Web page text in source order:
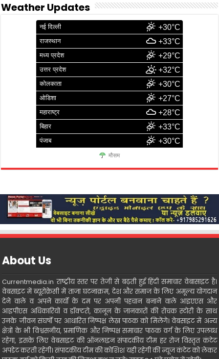
Weather Updates
नई दिल्ली +30°C
राजस्थान +33°C
मध्य प्रदेश +29°C
उत्तर प्रदेश +32°C
कोलकाता +30°C
ओडिशा +27°C
महाराष्ट्र +28°C
बिहार +33°C
पंजाब +30°C
मौसम
About Us
Currentmedia.in राष्ट्रीय स्तर पर तेजी से बढ़ती हुई हिंदी समाचार वेबासाइट है।
वेबसाइट में ब्यूरोक्रेसी में ताजा घटनाक्रम, देश और समाज के लिए अमूल्य योगदान
देने वाले व अपने कार्यो के दम पर अपनी पहचान बनाने वाले आइएएस और
आइपीएस अधिकारियों व डॉक्टरो, कानून के जानकारों की रोचक स्टोरी के साथ
उनके जीवन संघर्षो पर आधारित निष्पक्ष लेख पाठक को मिलेंगे। वेबसाइट में अन्य
क्षेत्रों के भी विश्वसनीय, प्रमाणिक और निष्पक्ष समाचार पाठक वर्ग के लिए उपलब्ध
रहेगा, इसके लिए वेबसाइट की ऑनलाइन संपादकीय टीम हर रोज विस्तृत कंटेट
अपडेट करती रहेगी। संपादकीय टीम की कोशिश यही रहेगी की न्यूज कंटेट को लेकर